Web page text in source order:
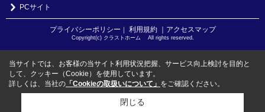
PCサイト
プライバシーポリシー ｜ 利用規約 ｜アクセスマップ
Copyright(c) クラストホーム All rights reserved.
当サイトでは、お客様の当サイト利用状況把握、サービス向上検討を目的と
して、クッキー（Cookie）を使用しています。
詳しくは、当社の 「Cookieの取扱いについて」 をご確認ください。
閉じる